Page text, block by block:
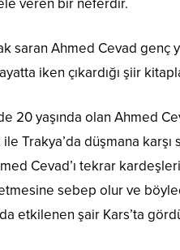
veren bir neferdir.
saran Ahmed Cevad
iken çıkardığı şiir
20 yaşında olan Ahmed
Trakya’da düşmana karşı
Cevad’ı tekrar
sebep olur ve
etkilenen şair Kars’ta